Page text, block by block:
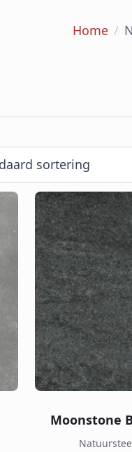
Home
Moonstone